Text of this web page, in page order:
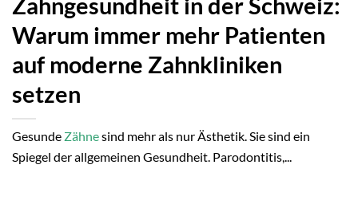
Zahngesundheit in der Schweiz:
Warum immer mehr Patienten
auf moderne Zahnkliniken
setzen
Gesunde Zähnesind mehr als nur Ästhetik. Sie sind ein
Spiegel der allgemeinen Gesundheit. Parodontitis,...